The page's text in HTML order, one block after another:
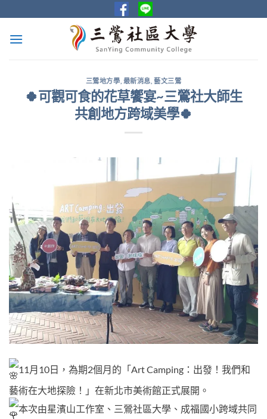
to
content
三鶯地方學 最新消息 ,藝文三鶯
🍀可觀可食的花草饗宴~三鶯社大師生
共創地方跨域美學🍀
11月10日，為期2個月的「Art Camping：出發！我們和
藝術在大地探險！」在新北市美術館正式展開。
本次由星濱山工作室、三鶯社區大學、成福國小跨域共同